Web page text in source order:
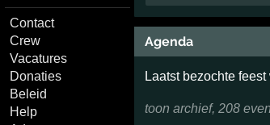
Contact
Crew
Vacatures
Donaties
Beleid
Help
Agenda
Laatst bezochte
toon archief, 208